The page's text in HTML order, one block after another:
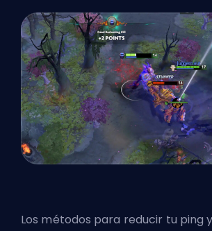
Los métodos para reducir tu ping